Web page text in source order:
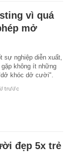
vì quá
mở
sự nghiệp diễn xuất,
gặp không ít những
khóc dở cười".
trước
đẹp 5x trẻ